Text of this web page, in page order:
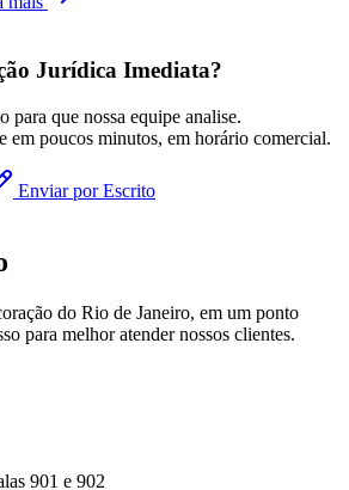
Jurídica Imediata?
para que nossa equipe analise.
em poucos minutos, em horário comercial.
Enviar por Escrito
do Rio de Janeiro, em um ponto
para melhor atender nossos clientes.
901 e 902